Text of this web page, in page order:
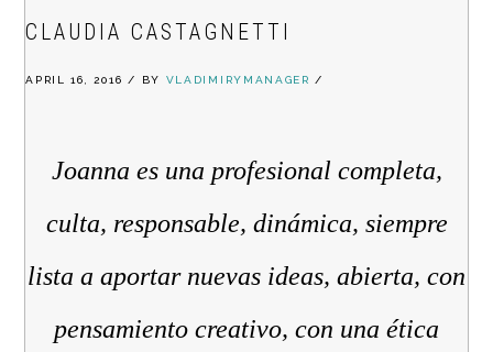
CLAUDIA CASTAGNETTI
APRIL 16, 2016 / BY VLADIMIRYMANAGER /
Joanna es una profesional completa,
culta, responsable, dinámica, siempre
lista a aportar nuevas ideas, abierta, con
pensamiento creativo, con una ética